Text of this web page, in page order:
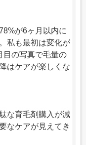
が6ヶ月以内に
私も最初は変化が
目の写真で毛量の
はケアが楽しくな
な育毛剤購入が減
なケアが見えてき